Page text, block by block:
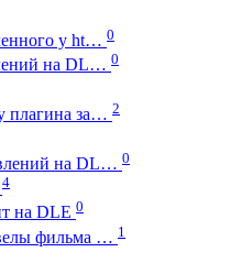
у ht… 0
на DL… 0
плагина за… 2
на DL… 0
4
на DLE 0
фильма … 1